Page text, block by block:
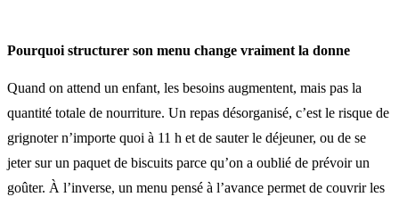
Pourquoi structurer son menu change vraiment la donne
Quand on attend un enfant, les besoins augmentent, mais pas la
quantité totale de nourriture. Un repas désorganisé, c’est le risque de
grignoter n’importe quoi à 11 h et de sauter le déjeuner, ou de se
jeter sur un paquet de biscuits parce qu’on a oublié de prévoir un
goûter. À l’inverse, un menu pensé à l’avance permet de couvrir les